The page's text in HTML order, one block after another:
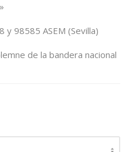
y 98585 ASEM (Sevilla)
de la bandera nacional